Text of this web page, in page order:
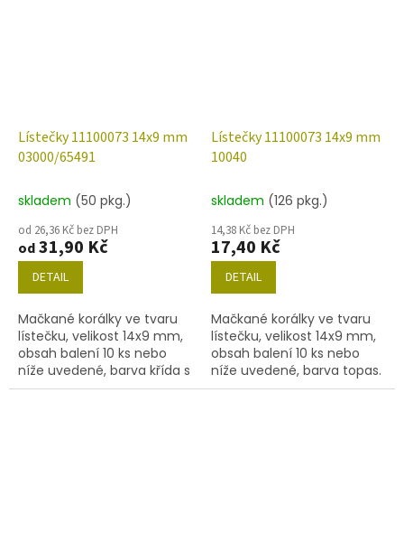
Lístečky 11100073 14x9 mm
03000/65491
skladem (50 pkg.)
od 26,36 Kč bez DPH
od31,90 Kč
DETAIL
Mačkané korálky ve tvaru
lístečku, velikost 14x9 mm,
obsah balení 10 ks nebo
níže uvedené, barva křída s
dekorem 65491.
Lístečky 11100073 14x9 mm
10040
skladem (126 pkg.)
14,38 Kč bez DPH
17,40 Kč
DETAIL
Mačkané korálky ve tvaru
lístečku, velikost 14x9 mm,
obsah balení 10 ks nebo
níže uvedené, barva topas.